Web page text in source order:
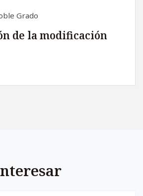
Grado
de la modificación